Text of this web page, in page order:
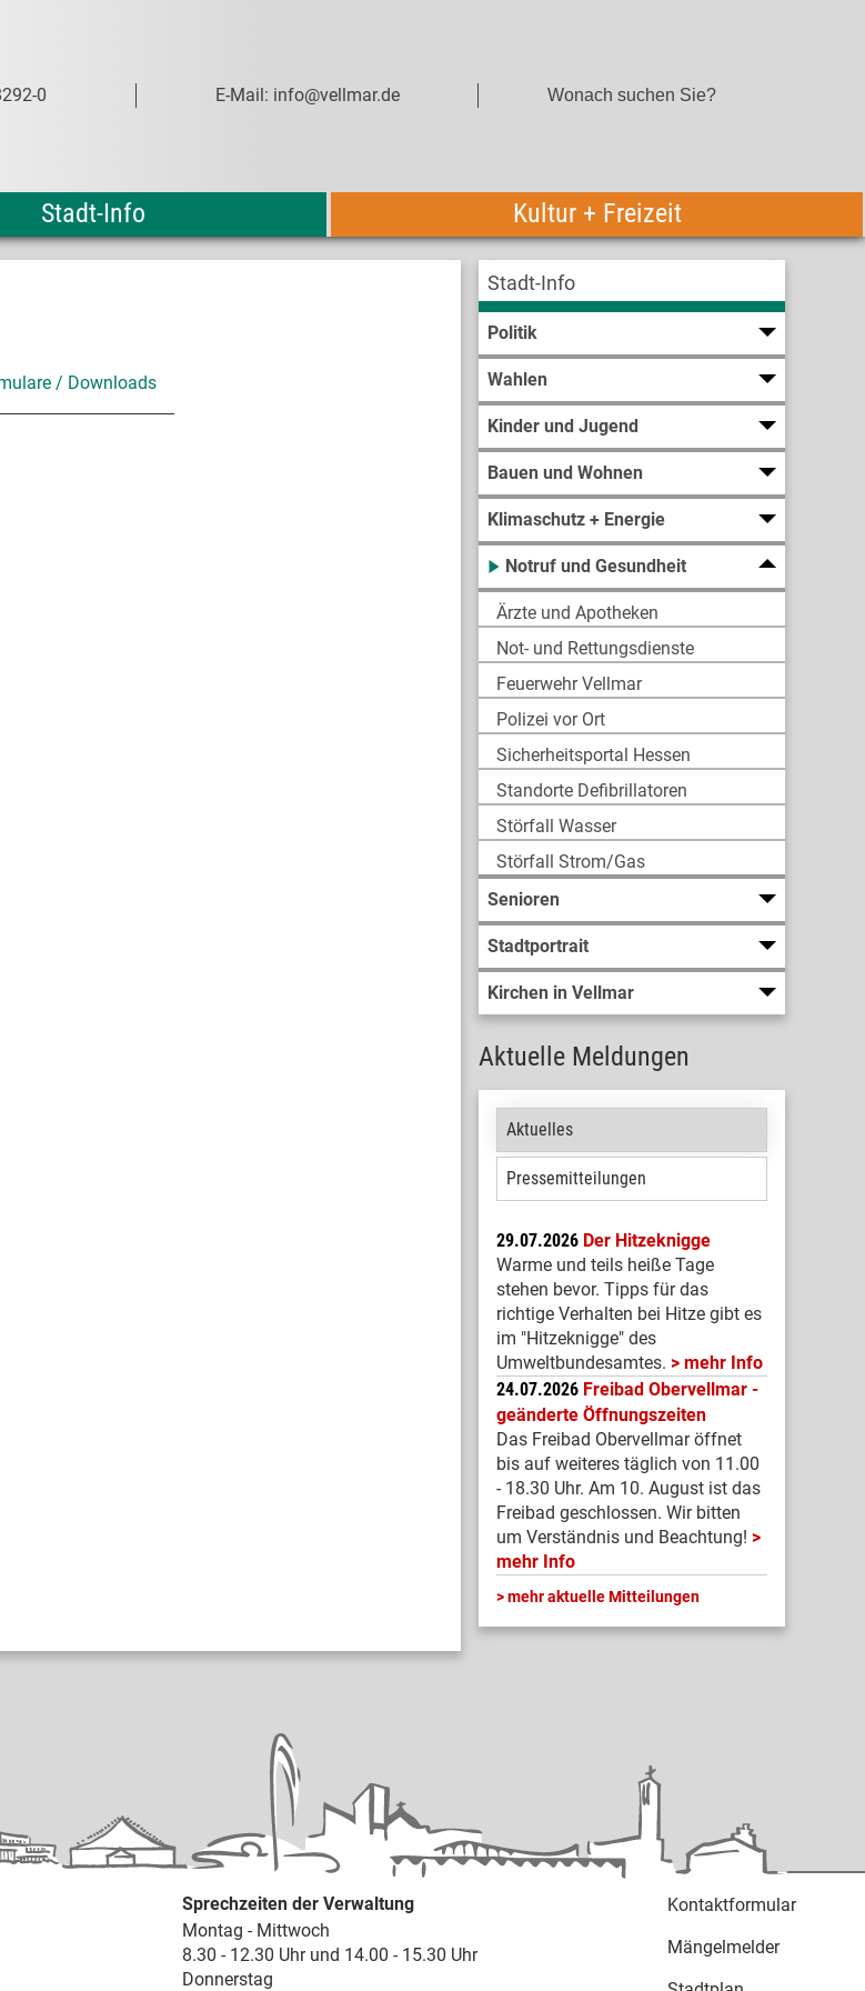
0 E-Mail: info@vellmar.de
Stadt-Info Kultur + Freizeit
Stadt-Info
Politik
Wahlen
Kinder und Jugend
Bauen und Wohnen
Klimaschutz + Energie
Notruf und Gesundheit
Ärzte und Apotheken
Not- und Rettungsdienste
Feuerwehr Vellmar
Polizei vor Ort
Sicherheitsportal Hessen
Standorte Defibrillatoren
Störfall Wasser
Störfall Strom/Gas
Senioren
Stadtportrait
Kirchen in Vellmar
Aktuelle Meldungen
Aktuelles
Pressemitteilungen
29.07.2026 Der Hitzeknigge
Warme und teils heiße Tage
stehen bevor. Tipps für das
richtige Verhalten bei Hitze gibt es
im "Hitzeknigge" des
Umweltbundesamtes.
mehr Info
24.07.2026 Freibad Obervellmar -
geänderte Öffnungszeiten
Das Freibad Obervellmar öffnet
bis auf weiteres täglich von 11.00
- 18.30 Uhr. Am 10. August ist das
Freibad geschlossen. Wir bitten
um Verständnis und Beachtung!
mehr Info
mehr aktuelle Mitteilungen
/ Downloads
Sprechzeiten der Verwaltung
Montag - Mittwoch
8.30 - 12.30 Uhr und 14.00 - 15.30 Uhr
Donnerstag
Kontaktformular
Mängelmelder